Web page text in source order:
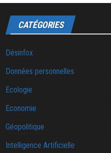
CATÉGORIES
Désinfox
Données personnelles
Ecologie
Economie
Géopolitique
Intelligence Artificielle